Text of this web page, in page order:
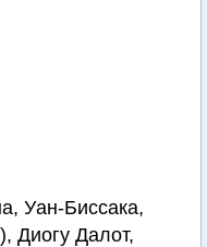
Уан-Биссака,
Диогу Далот,